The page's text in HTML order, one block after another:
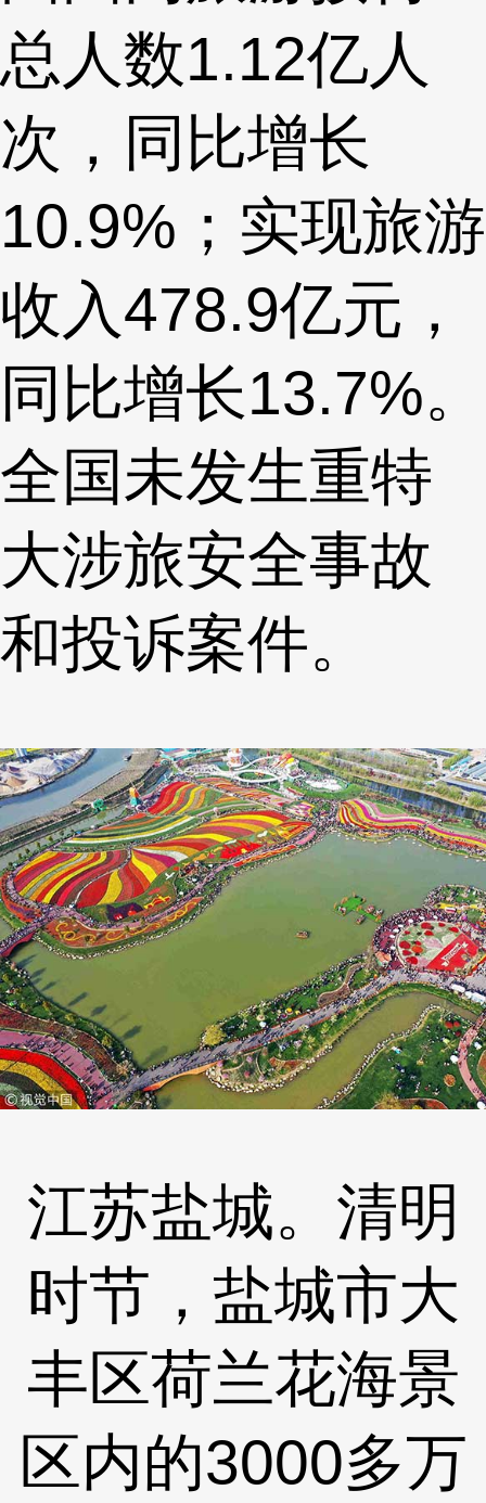
总人数1.12亿人
次，同比增长
10.9%；实现旅游
收入478.9亿元，
同比增长13.7%。
全国未发生重特
大涉旅安全事故
和投诉案件。
江苏盐城。清明
时节，盐城市大
丰区荷兰花海景
区内的3000多万